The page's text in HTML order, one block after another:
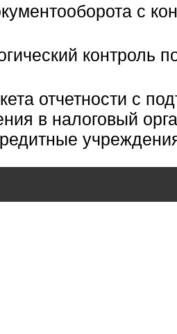
с
контроль
отчетности с
в налоговый